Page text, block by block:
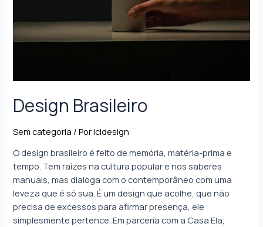
Design Brasileiro
Sem categoria / Porlcldesign
O design brasileiro é feito de memória, matéria-prima e
tempo. Tem raízes na cultura popular e nos saberes
manuais, mas dialoga com o contemporâneo com uma
leveza que é só sua. É um design que acolhe, que não
precisa de excessos para afirmar presença, ele
simplesmente pertence. Em parceria com a Casa Ela,